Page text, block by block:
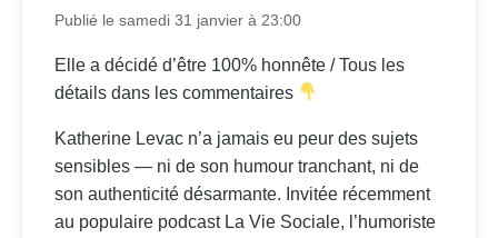
Publié le samedi 31 janvier à 23:00
Elle a décidé d’être 100% honnête / Tous les
détails dans les commentaires
Katherine Levac n’a jamais eu peur des sujets
sensibles — ni de son humour tranchant, ni de
son authenticité désarmante. Invitée récemment
au populaire podcast La Vie Sociale, l’humoriste